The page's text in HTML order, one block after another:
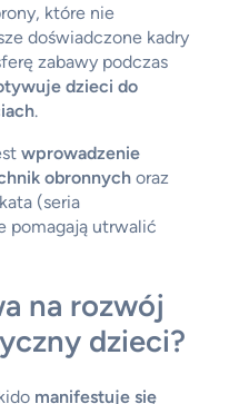
które nie
doświadczone kadry
zabawy podczas
dzieci do
.
wprowadzenie
obronnych oraz
(seria
pomagają utrwalić
na rozwój
dzieci?
manifestuje się